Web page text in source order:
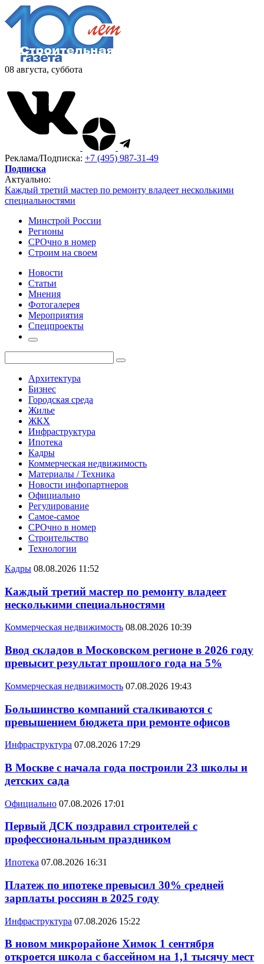
08 августа, суббота
Реклама/Подписка: +7 (495) 987-31-49
Подписка
Актуально:
Каждый третий мастер по ремонту владеет несколькими
специальностями
Минстрой России
Регионы
СРОчно в номер
Строим на своем
Новости
Статьи
Мнения
Фотогалерея
Мероприятия
Спецпроекты
Архитектура
Бизнес
Городская среда
Жилье
ЖКХ
Инфраструктура
Ипотека
Кадры
Коммерческая недвижимость
Материалы / Техника
Новости инфопартнеров
Официально
Регулирование
Самое-самое
СРОчно в номер
Строительство
Технологии
Кадры 08.08.2026 11:52
Каждый третий мастер по ремонту владеет
несколькими специальностями
Коммерческая недвижимость 08.08.2026 10:39
Ввод складов в Московском регионе в 2026 году
превысит результат прошлого года на 5%
Коммерческая недвижимость 07.08.2026 19:43
Большинство компаний сталкиваются с
превышением бюджета при ремонте офисов
Инфраструктура 07.08.2026 17:29
В Москве с начала года построили 23 школы и
детских сада
Официально 07.08.2026 17:01
Первый ДСК поздравил строителей с
профессиональным праздником
Ипотека 07.08.2026 16:31
Платеж по ипотеке превысил 30% средней
зарплаты россиян в 2025 году
Инфраструктура 07.08.2026 15:22
В новом микрорайоне Химок 1 сентября
откроется школа с бассейном на 1,1 тысячу мест